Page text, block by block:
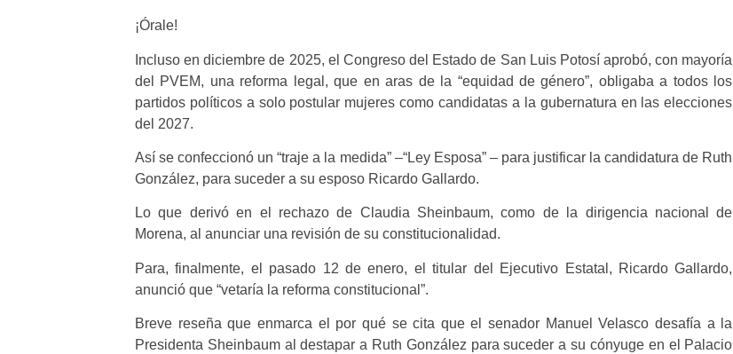
¡Órale!
Incluso en diciembre de 2025, el Congreso del Estado de San Luis Potosí aprobó, con mayoría
del PVEM, una reforma legal, que en aras de la “equidad de género”, obligaba a todos los
partidos políticos a solo postular mujeres como candidatas a la gubernatura en las elecciones
del 2027.
Así se confeccionó un “traje a la medida” –“Ley Esposa” – para justificar la candidatura de Ruth
González, para suceder a su esposo Ricardo Gallardo.
Lo que derivó en el rechazo de Claudia Sheinbaum, como de la dirigencia nacional de
Morena, al anunciar una revisión de su constitucionalidad.
Para, finalmente, el pasado 12 de enero, el titular del Ejecutivo Estatal, Ricardo Gallardo,
anunció que “vetaría la reforma constitucional”.
Breve reseña que enmarca el por qué se cita que el senador Manuel Velasco desafía a la
Presidenta Sheinbaum al destapar a Ruth González para suceder a su cónyuge en el Palacio